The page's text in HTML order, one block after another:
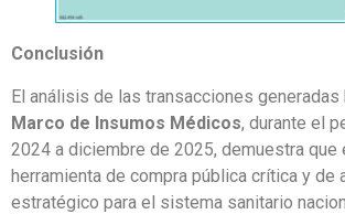
Conclusión
El análisis de las transacciones generadas
Marco de Insumos Médicos, durante el
2024 a diciembre de 2025, demuestra que
herramienta de compra pública crítica y de
estratégico para el sistema sanitario